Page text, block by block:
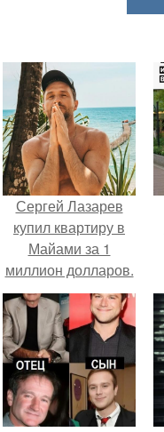
Сергей Лазарев
купил квартиру в
Майами за 1
миллион долларов.